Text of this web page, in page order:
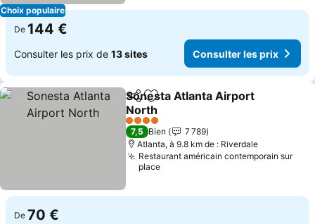
Choix populaire
De 144 €
Consulter les prix de 13 sites Consulter les prix
PartagerAjouter à mes favoris
Sonesta Atlanta Airport
North
4 Étoiles
7,5 Bien
7 789
Atlanta, à 9.8 km de : Riverdale
Restaurant américain contemporain sur
place
De 70 €